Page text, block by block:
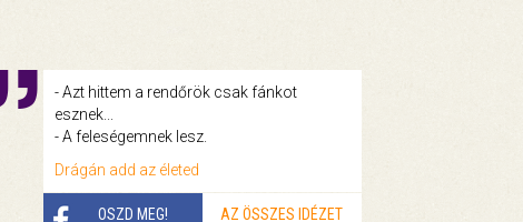
- Azt hittem a rendőrök csak fánkot
esznek...
- A feleségemnek lesz.
Drágán add az életed
OSZD MEG! AZ ÖSSZES IDÉZET